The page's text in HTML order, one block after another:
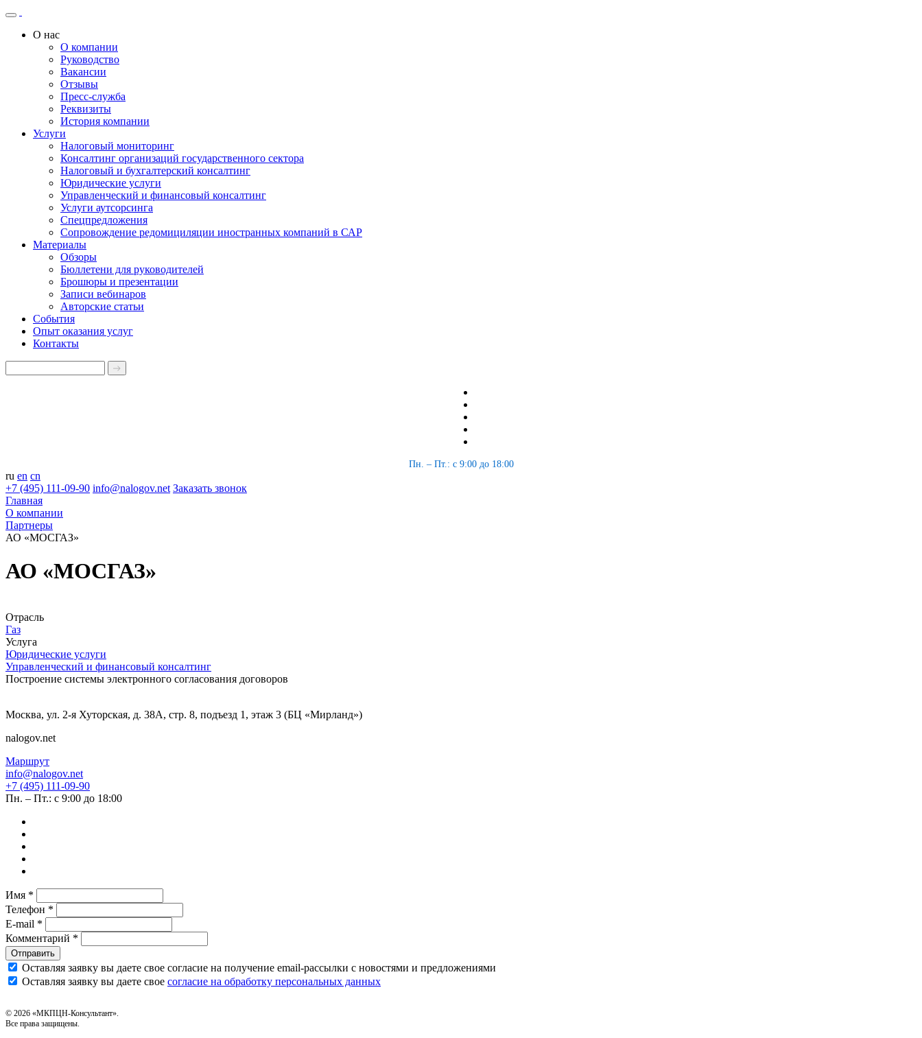
О нас
О компании
Руководство
Вакансии
Отзывы
Пресс-служба
Реквизиты
История компании
Услуги
Налоговый мониторинг
Консалтинг организаций государственного сектора
Налоговый и бухгалтерский консалтинг
Юридические услуги
Управленческий и финансовый консалтинг
Услуги аутсорсинга
Спецпредложения
Сопровождение редомициляции иностранных компаний в САР
Материалы
Обзоры
Бюллетени для руководителей
Брошюры и презентации
Записи вебинаров
Авторские статьи
События
Опыт оказания услуг
Контакты
Пн. – Пт.: с 9:00 до 18:00
ru en cn
+7 (495) 111-09-90 info@nalogov.net Заказать звонок
Главная
О компании
Партнеры
АО «МОСГАЗ»
АО «МОСГАЗ»
Отрасль
Газ
Услуга
Юридические услуги
Управленческий и финансовый консалтинг
Построение системы электронного согласования договоров
Москва, ул. 2-я Хуторская, д. 38А, стр. 8, подъезд 1, этаж 3 (БЦ «Мирланд»)
nalogov.net
Маршрут
info@nalogov.net
+7 (495) 111-09-90
Пн. – Пт.: с 9:00 до 18:00
Имя *
Телефон *
E-mail *
Комментарий *
Отправить
Оставляя заявку вы даете свое согласие на получение email‑рассылки с новостями и предложениями
Оставляя заявку вы даете свое согласие на обработку персональных данных
© 2026 «МКПЦН-Консультант».
Все права защищены.